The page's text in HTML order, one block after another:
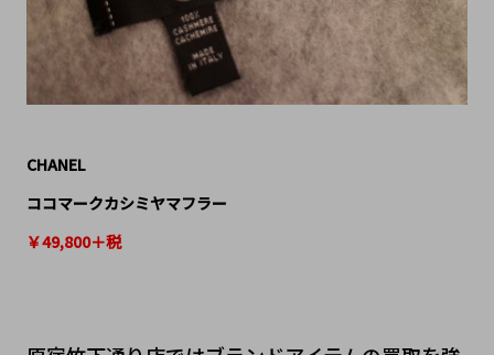
CHANEL
ココマークカシミヤマフラー
￥49,800＋税